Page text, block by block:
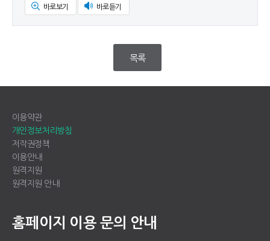
바로보기 바로듣기
목록
이용약관
개인정보처리방침
저작권정책
이용안내
원격지원
원격지원 안내
홈페이지 이용 문의 안내